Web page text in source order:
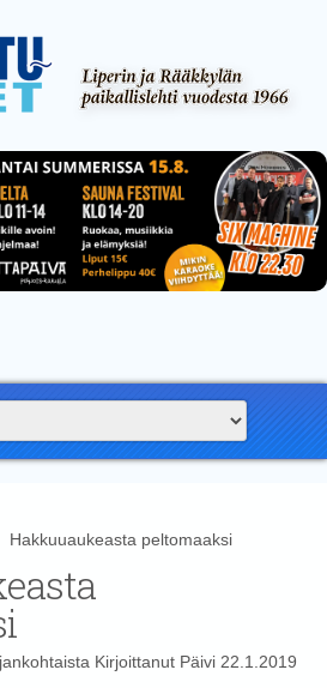
peltomaaksi
Kirjoittanut Päivi22.1.2019